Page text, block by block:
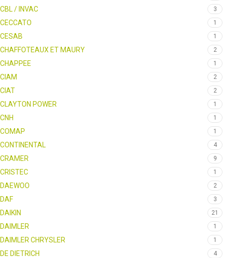
CBL / INVAC 3
CECCATO 1
CESAB 1
CHAFFOTEAUX ET MAURY 2
CHAPPEE 1
CIAM 2
CIAT 2
CLAYTON POWER 1
CNH 1
COMAP 1
CONTINENTAL 4
CRAMER 9
CRISTEC 1
DAEWOO 2
DAF 3
DAIKIN 21
DAIMLER 1
DAIMLER CHRYSLER 1
DE DIETRICH 4